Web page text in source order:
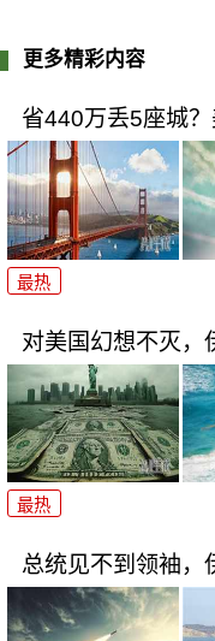
更多精彩内容
省440万丢5座城？
最热
对美国幻想不灭，
最热
总统见不到领袖，